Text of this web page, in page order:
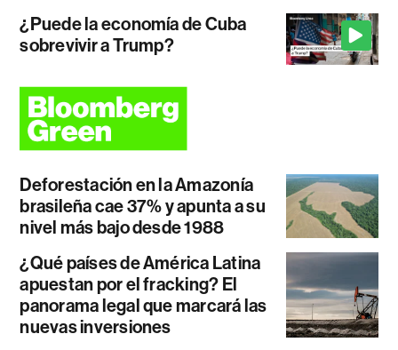
¿Puede la economía de Cuba
sobrevivir a Trump?
Deforestación en la Amazonía
brasileña cae 37% y apunta a su
nivel más bajo desde 1988
¿Qué países de América Latina
apuestan por el fracking? El
panorama legal que marcará las
nuevas inversiones